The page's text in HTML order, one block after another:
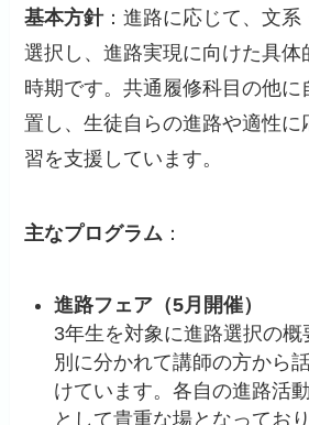
基本方針：進路に応じて、文系
選択し、進路実現に向けた具体
時期です。共通履修科目の他に
置し、生徒自らの進路や適性に
習を支援しています。
主なプログラム ：
進路フェア（5月開催）
3年生を対象に進路選択の
別に分かれて講師の方から
けています。各自の進路活
として貴重な場となってお